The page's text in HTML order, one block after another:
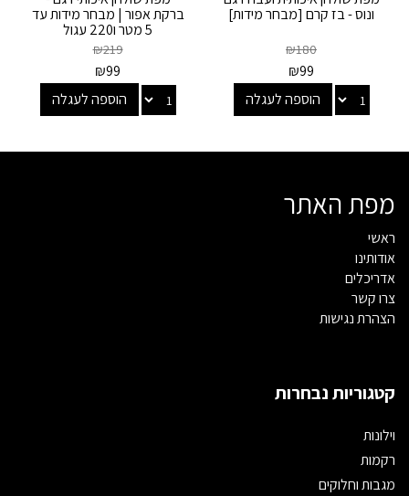
ונוס - בז קרם [מבחר מידות]
₪180
₪99
הוספה לעגלה
ברקת אפור | מבחר מידות עד
5 מטר ו220 עגול
₪219
₪99
הוספה לעגלה
מפת האתר
ראשי
אודותינו
אדריכלים
צרו קשר
הצהרת נגישות
קטגוריות נבחרות
וילונות
רקמות
מגבות וחלוקים